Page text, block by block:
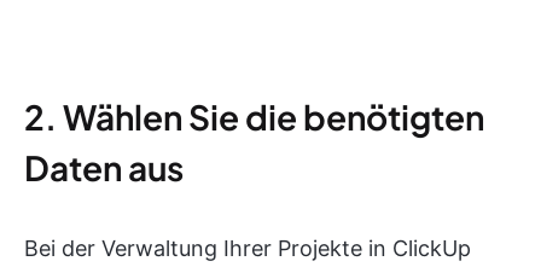
2. Wählen Sie die benötigten
Daten aus
Bei der Verwaltung Ihrer Projekte in ClickUp